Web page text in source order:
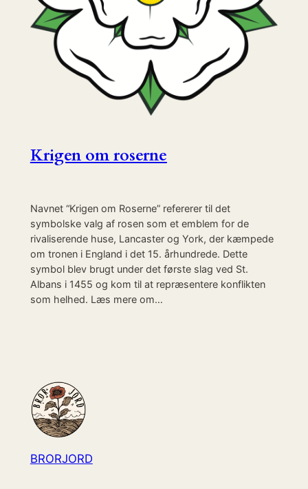
Krigen om roserne
Navnet “Krigen om Roserne” refererer til det
symbolske valg af rosen som et emblem for de
rivaliserende huse, Lancaster og York, der kæmpede
om tronen i England i det 15. århundrede. Dette
symbol blev brugt under det første slag ved St.
Albans i 1455 og kom til at repræsentere konflikten
som helhed. Læs mere om…
BRORJORD